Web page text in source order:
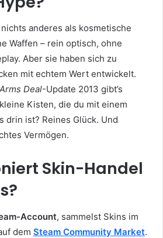
anderes als kosmetische
Waffen – rein optisch, ohne
Aber sie haben sich zu
mit echtem Wert entwickelt.
Arms Deal-Update 2013 gibt’s
Kisten, die du mit einem
drin ist? Reines Glück. Und
Vermögen.
Skin-Handel
Account, sammelst Skins im
dem Steam Community Market.